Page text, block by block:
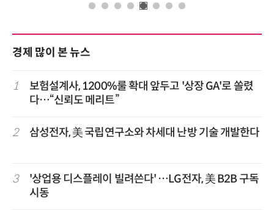
경제 많이 본 뉴스
1
보험설계사, 1200%룰 확대 앞두고 '상장 GA'로 쏠렸
다…“신뢰도 메리트”
2 삼성전자, 美 국립연구소와 차세대 난방 기술 개발한다
3
'상업용 디스플레이 빌려쓴다' …LG전자, 美 B2B 구독
시동